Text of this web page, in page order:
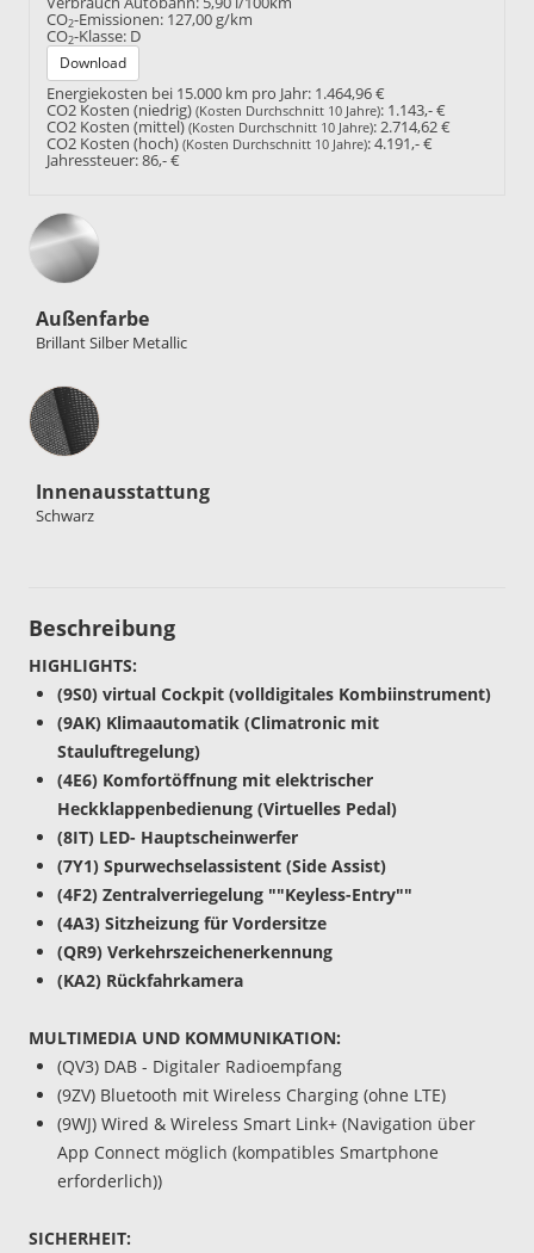
CO2-Emissionen: 127,00 g/km
CO2-Klasse: D
Download
Energiekosten bei 15.000 km pro Jahr: 1.464,96 €
CO2 Kosten (niedrig) (Kosten Durchschnitt 10 Jahre): 1.143,- €
CO2 Kosten (mittel) (Kosten Durchschnitt 10 Jahre):2.714,62 €
CO2 Kosten (hoch) (Kosten Durchschnitt 10 Jahre):4.191,- €
Jahressteuer:86,- €
Außenfarbe
Brillant Silber Metallic
Innenausstattung
Innenausstattung
Schwarz
Beschreibung
HIGHLIGHTS:
(9S0) virtual Cockpit (volldigitales Kombiinstrument)
(9AK) Klimaautomatik (Climatronic mit
Stauluftregelung)
(4E6) Komfortöffnung mit elektrischer
Heckklappenbedienung (Virtuelles Pedal)
(8IT) LED- Hauptscheinwerfer
(7Y1) Spurwechselassistent (Side Assist)
(4F2) Zentralverriegelung ""Keyless-Entry""
(4A3) Sitzheizung für Vordersitze
(QR9) Verkehrszeichenerkennung
(KA2) Rückfahrkamera
MULTIMEDIA UND KOMMUNIKATION:
(QV3) DAB - Digitaler Radioempfang
(9ZV) Bluetooth mit Wireless Charging (ohne LTE)
(9WJ) Wired & Wireless Smart Link+ (Navigation über
App Connect möglich (kompatibles Smartphone
erforderlich))
SICHERHEIT: